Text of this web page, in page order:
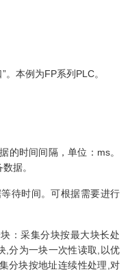
。本例为FP系列PLC。
的时间间隔，单位：ms。
据。
待时间。可根据需要进行
：采集分块按最大块长处
,分为一块一次性读取,以优
分块按地址连续性处理,对